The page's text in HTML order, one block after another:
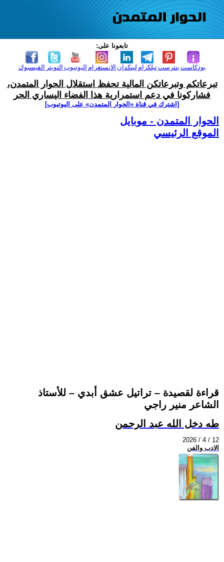
تابعونا على:
الفيسبوك التويتر اليوتيوب الانستغرام لينكدإن تيلكرامبنترست بودكاست
تبرعاتكم وتبرعاتكن المالية تحفظ استقلال الحوار المتمدن،
فشاركونا في دعم استمرارية هذا الفضاء اليساري الحر
[اشترك في قناة ‫«الحوار المتمدن» على اليوتيوب]
الحوار المتمدن - موبايل
الموقع الرئيسي
قراءة لقصيدة – تراتيل عشق أبدي – للأستاذ
الشاعر منير راجي
طه دخل الله عبد الرحمن
2026 / 4 / 12
الادب والفن